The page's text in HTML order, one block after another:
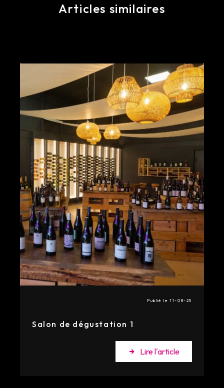
Articles similaires
Publié le 11-08-25
Salon de dégustation 1
Lire l'article